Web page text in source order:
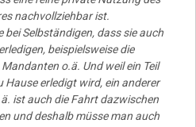
nachvollziehbar ist.
bei Selbständigen, dass sie auch
beispielsweise die
o.ä. Und weil ein Teil
erledigt wird, ein anderer
ist auch die Fahrt dazwischen
und deshalb müsse man auch